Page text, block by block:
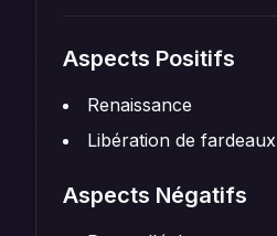
Aspects Positifs
Renaissance
Libération de fardeaux
Aspects Négatifs